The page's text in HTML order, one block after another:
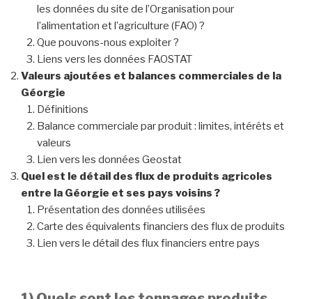
les données du site de l’Organisation pour
l’alimentation et l’agriculture (FAO) ?
Que pouvons-nous exploiter ?
Liens vers les données FAOSTAT
Valeurs ajoutées et balances commerciales de la
Géorgie
Définitions
Balance commerciale par produit : limites, intérêts et
valeurs
Lien vers les données Geostat
Quel est le détail des flux de produits agricoles
entre la Géorgie et ses pays voisins ?
Présentation des données utilisées
Carte des équivalents financiers des flux de produits
Lien vers le détail des flux financiers entre pays